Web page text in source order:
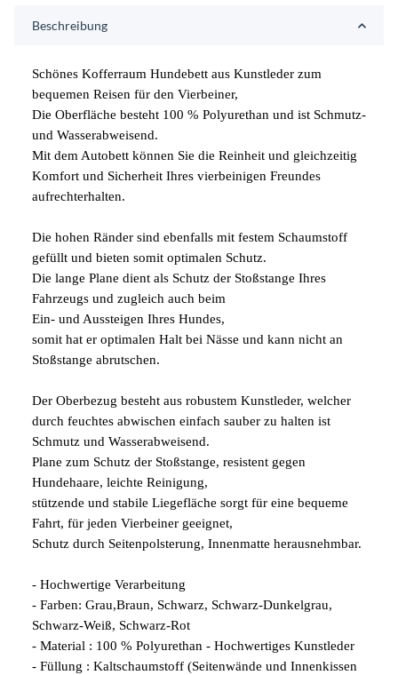
Beschreibung
Schönes Kofferraum Hundebett aus Kunstleder zum
bequemen Reisen für den Vierbeiner,
Die Oberfläche besteht 100 % Polyurethan und ist Schmutz-
und Wasserabweisend.
Mit dem Autobett können Sie die Reinheit und gleichzeitig
Komfort und Sicherheit Ihres vierbeinigen Freundes
aufrechterhalten.
Die hohen Ränder sind ebenfalls mit festem Schaumstoff
gefüllt und bieten somit optimalen Schutz.
Die lange Plane dient als Schutz der Stoßstange Ihres
Fahrzeugs und zugleich auch beim
Ein- und Aussteigen Ihres Hundes,
somit hat er optimalen Halt bei Nässe und kann nicht an
Stoßstange abrutschen.
Der Oberbezug besteht aus robustem Kunstleder, welcher
durch feuchtes abwischen einfach sauber zu halten ist
Schmutz und Wasserabweisend.
Plane zum Schutz der Stoßstange, resistent gegen
Hundehaare, leichte Reinigung,
stützende und stabile Liegefläche sorgt für eine bequeme
Fahrt, für jeden Vierbeiner geeignet,
Schutz durch Seitenpolsterung, Innenmatte herausnehmbar.
- Hochwertige Verarbeitung
- Farben: Grau,Braun, Schwarz, Schwarz-Dunkelgrau,
Schwarz-Weiß, Schwarz-Rot
- Material : 100 % Polyurethan - Hochwertiges Kunstleder
- Füllung : Kaltschaumstoff (Seitenwände und Innenkissen